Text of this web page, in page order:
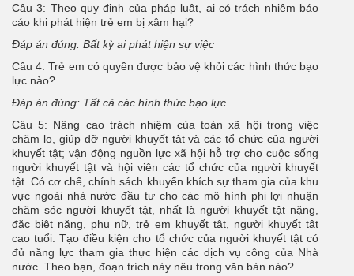
Câu 3: Theo quy định của pháp luật, ai có trách nhiệm báo
cáo khi phát hiện trẻ em bị xâm hại?
Đáp án đúng: Bất kỳ ai phát hiện sự việc
Câu 4: Trẻ em có quyền được bảo vệ khỏi các hình thức bạo
lực nào?
Đáp án đúng: Tất cả các hình thức bạo lực
Câu 5: Nâng cao trách nhiệm của toàn xã hội trong việc
chăm lo, giúp đỡ người khuyết tật và các tổ chức của người
khuyết tật; vận động nguồn lực xã hội hỗ trợ cho cuộc sống
người khuyết tật và hội viên các tổ chức của người khuyết
tật. Có cơ chế, chính sách khuyến khích sự tham gia của khu
vực ngoài nhà nước đầu tư cho các mô hình phi lợi nhuận
chăm sóc người khuyết tật, nhất là người khuyết tật nặng,
đặc biệt nặng, phụ nữ, trẻ em khuyết tật, người khuyết tật
cao tuổi. Tạo điều kiện cho tổ chức của người khuyết tật có
đủ năng lực tham gia thực hiện các dịch vụ công của Nhà
nước. Theo bạn, đoạn trích này nêu trong văn bản nào?